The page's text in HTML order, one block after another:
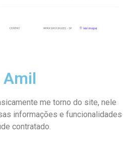
me torno do site, nele
informações e funcionalidades
contratado.